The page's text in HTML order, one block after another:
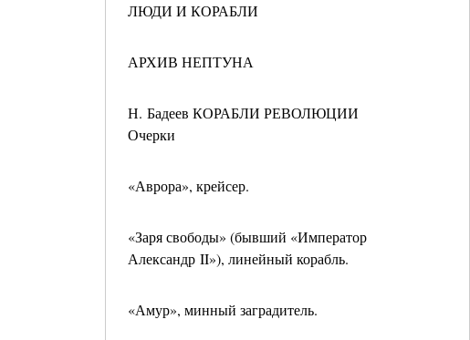
ЛЮДИ И КОРАБЛИ
АРХИВ НЕПТУНА
Н. Бадеев КОРАБЛИ РЕВОЛЮЦИИ
Очерки
«Аврора», крейсер.
«Заря свободы» (бывший «Император
Александр II»), линейный корабль.
«Амур», минный заградитель.